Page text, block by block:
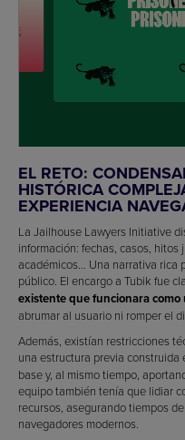
EL RETO:
HISTÓRICA
EXPERIENCIA
La Jailhouse Lawyers Initiative
información: fechas, casos,
académicos… Una narrativa rica
público. El encargo a Tubik fue
existente que funcionara
abrumar al usuario ni romper el
Además, existían restricciones
una estructura previa construida
base y, al mismo tiempo,
equipo también tenía que lidiar
recursos, asegurando tiempos
navegadores modernos.